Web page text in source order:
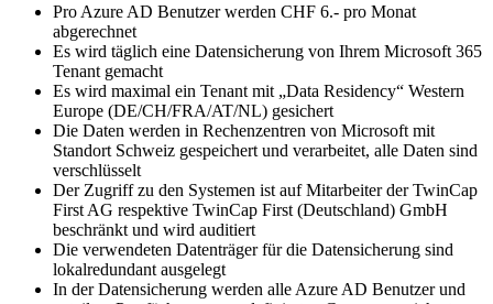
Pro Azure AD Benutzer werden CHF 6.- pro Monat
abgerechnet
Es wird täglich eine Datensicherung von Ihrem Microsoft 365
Tenant gemacht
Es wird maximal ein Tenant mit „Data Residency“ Western
Europe (DE/CH/FRA/AT/NL) gesichert
Die Daten werden in Rechenzentren von Microsoft mit
Standort Schweiz gespeichert und verarbeitet, alle Daten sind
verschlüsselt
Der Zugriff zu den Systemen ist auf Mitarbeiter der TwinCap
First AG respektive TwinCap First (Deutschland) GmbH
beschränkt und wird auditiert
Die verwendeten Datenträger für die Datensicherung sind
lokalredundant ausgelegt
In der Datensicherung werden alle Azure AD Benutzer und